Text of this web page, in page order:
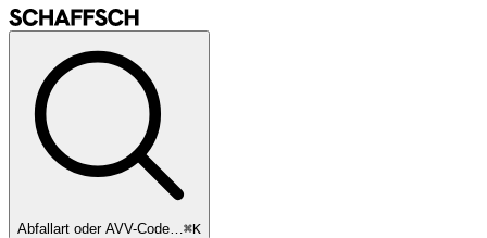
Abfallart oder AVV-Code…⌘K